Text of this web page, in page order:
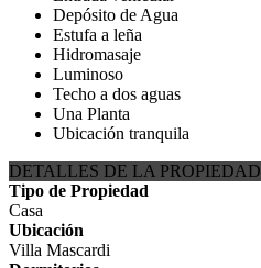
Depósito de Agua
Estufa a leña
Hidromasaje
Luminoso
Techo a dos aguas
Una Planta
Ubicación tranquila
DETALLES DE LA PROPIEDAD
Tipo de Propiedad
Casa
Ubicación
Villa Mascardi